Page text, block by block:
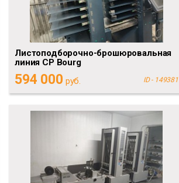
Листоподборочно-брошюровальная
линия CP Bourg
594 000 руб. ID - 149381